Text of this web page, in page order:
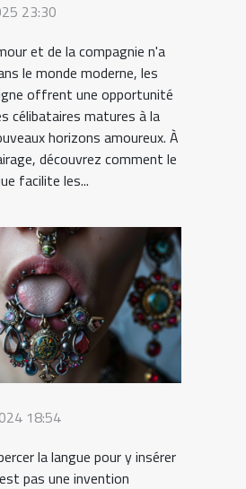
23:30
et de la compagnie n'a
le monde moderne, les
offrent une opportunité
célibataires matures à la
horizons amoureux. À
découvrez comment le
facilite les...
18:54
la langue pour y insérer
pas une invention